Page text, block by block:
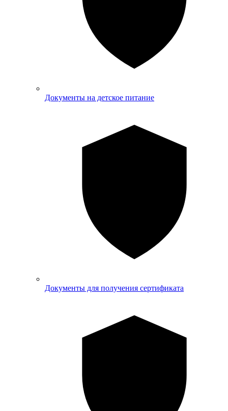
Документы на детское питание
Документы для получения сертификата